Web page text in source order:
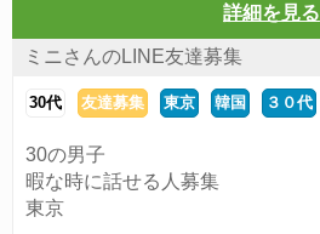
詳細を見る
ミニさんのLINE友達募集
30代 友達募集 東京 韓国 ３０代
30の男子
暇な時に話せる人募集
東京